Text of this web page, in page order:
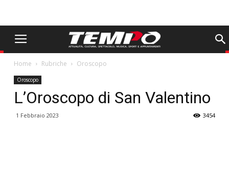
Home Rubriche Oroscopo
Oroscopo
L’Oroscopo di San Valentino
1 Febbraio 2023 3454